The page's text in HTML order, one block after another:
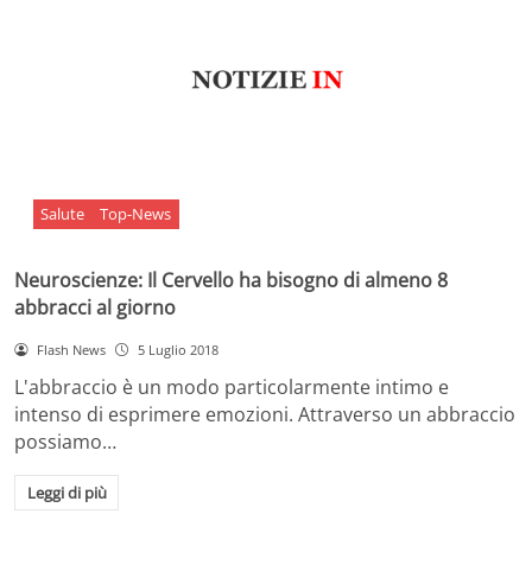
Salute Top-News
Neuroscienze: Il Cervello ha bisogno di almeno 8
abbracci al giorno
Flash News 5 Luglio 2018
L'abbraccio è un modo particolarmente intimo e
intenso di esprimere emozioni. Attraverso un abbraccio
possiamo…
Leggi di più